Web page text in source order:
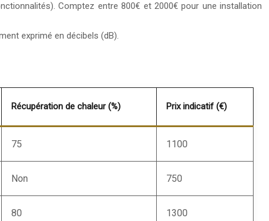
Comptez entre 800€ et 2000€ pour une installation
exprimé en décibels (dB).
Récupération de chaleur (%) Prix indicatif (€)
75 1100
Non 750
80 1300